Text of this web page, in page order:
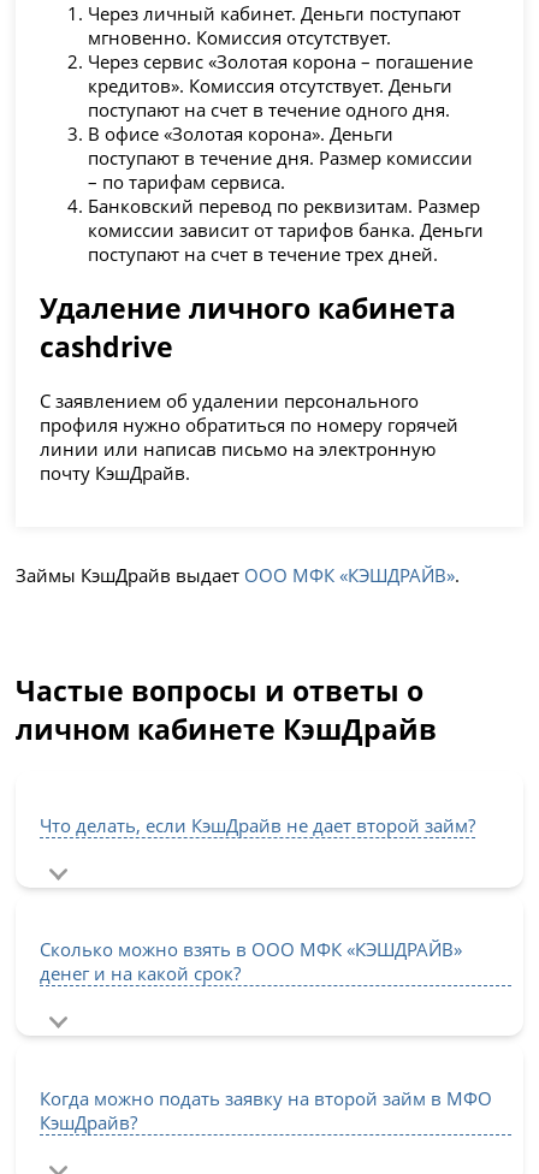
Через личный кабинет. Деньги поступают
мгновенно. Комиссия отсутствует.
Через сервис «Золотая корона – погашение
кредитов». Комиссия отсутствует. Деньги
поступают на счет в течение одного дня.
В офисе «Золотая корона». Деньги
поступают в течение дня. Размер комиссии
– по тарифам сервиса.
Банковский перевод по реквизитам. Размер
комиссии зависит от тарифов банка. Деньги
поступают на счет в течение трех дней.
Удаление личного кабинета
cashdrive
С заявлением об удалении персонального
профиля нужно обратиться по номеру горячей
линии или написав письмо на электронную
почту КэшДрайв.
Займы КэшДрайв выдает ООО МФК «КЭШДРАЙВ».
Частые вопросы и ответы о
личном кабинете КэшДрайв
Что делать, если КэшДрайв не дает второй займ?
Сколько можно взять в ООО МФК «КЭШДРАЙВ»
денег и на какой срок?
Когда можно подать заявку на второй займ в МФО
КэшДрайв?